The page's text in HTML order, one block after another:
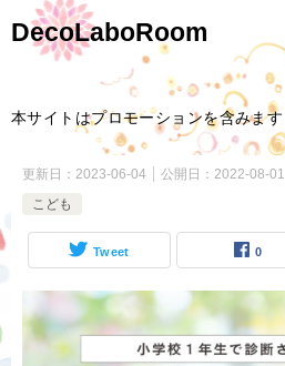
DecoLaboRoom
本サイトはプロモーションを含みます
更新日： 2023-06-04 公開日： 2022-08-01
こども
Tweet 0